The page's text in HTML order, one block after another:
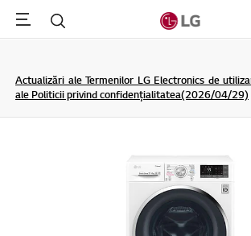
Menu Cautare
Actualizări ale Termenilor LG Electronics de
ale Politicii privind confidențialitatea(2026/04/29)